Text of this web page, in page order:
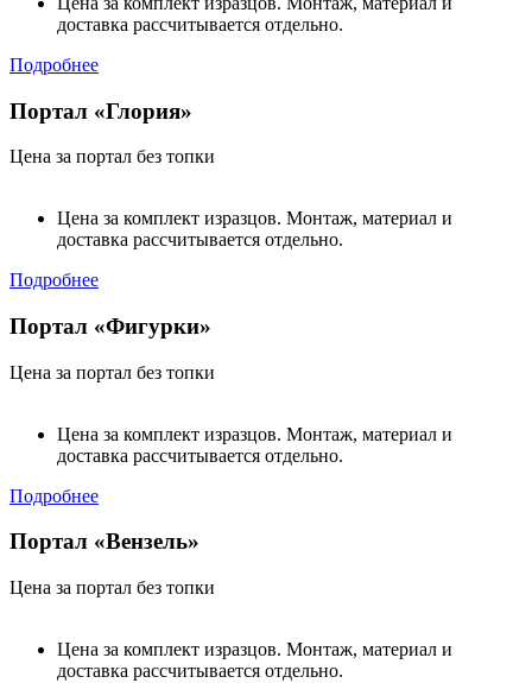
доставка рассчитывается отдельно.
Подробнее
Портал «Глория»
Цена за портал без топки
Цена за комплект изразцов. Монтаж, материал и
доставка рассчитывается отдельно.
Подробнее
Портал «Фигурки»
Цена за портал без топки
Цена за комплект изразцов. Монтаж, материал и
доставка рассчитывается отдельно.
Подробнее
Портал «Вензель»
Цена за портал без топки
Цена за комплект изразцов. Монтаж, материал и
доставка рассчитывается отдельно.